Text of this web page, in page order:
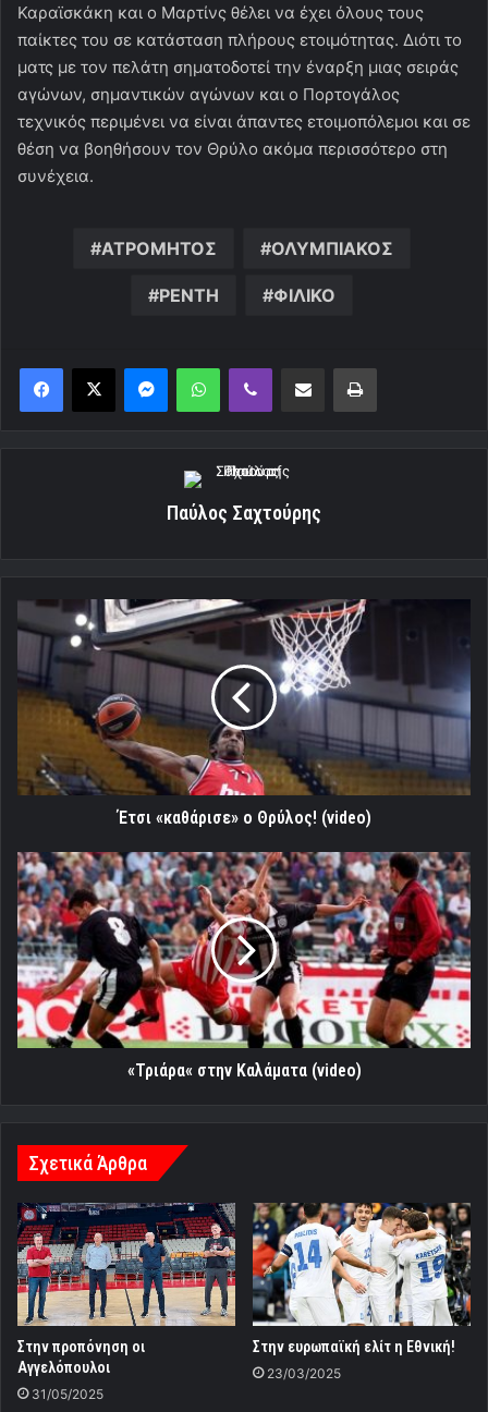
Καραϊσκάκη και ο Μαρτίνς θέλει να έχει όλους τους
παίκτες του σε κατάσταση πλήρους ετοιμότητας. Διότι το
ματς με τον πελάτη σηματοδοτεί την έναρξη μιας σειράς
αγώνων, σημαντικών αγώνων και ο Πορτογάλος
τεχνικός περιμένει να είναι άπαντες ετοιμοπόλεμοι και σε
θέση να βοηθήσουν τον Θρύλο ακόμα περισσότερο στη
συνέχεια.
ΑΤΡΟΜΗΤΟΣ ΟΛΥΜΠΙΑΚΟΣ
ΡΕΝΤΗ ΦΙΛΙΚΟ
MessengerWhatsAppViber Κοινοποίηση μέσω ηλεκτρονικού ταχυδρομείουΕκτύπωση
Παύλος Σαχτούρης
Έτσι
«καθάρισε»
Θρύλος!
(video)
Έτσι «καθάρισε» ο Θρύλος! (video)
«Τριάρα«
στην
Καλάματα
(video)
«Τριάρα« στην Καλάματα (video)
Σχετικά Άρθρα
Στην προπόνηση οι
Αγγελόπουλοι
31/05/2025
Στην ευρωπαϊκή ελίτ η Εθνική!
23/03/2025